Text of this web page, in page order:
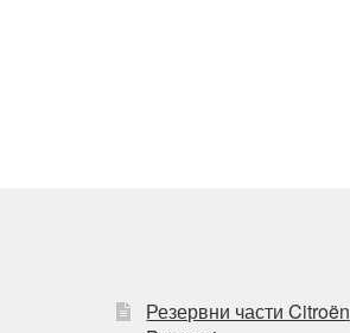
Резервни части Citroën